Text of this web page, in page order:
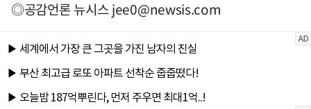
◎공감언론 뉴시스jee0@newsis.com